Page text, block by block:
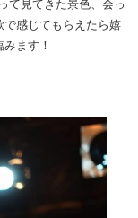
て見てきた景色、会っ
感じてもらえたら嬉
ます！